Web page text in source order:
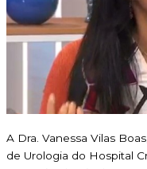
A Dra. Vanessa Vilas
de Urologia do Hospital